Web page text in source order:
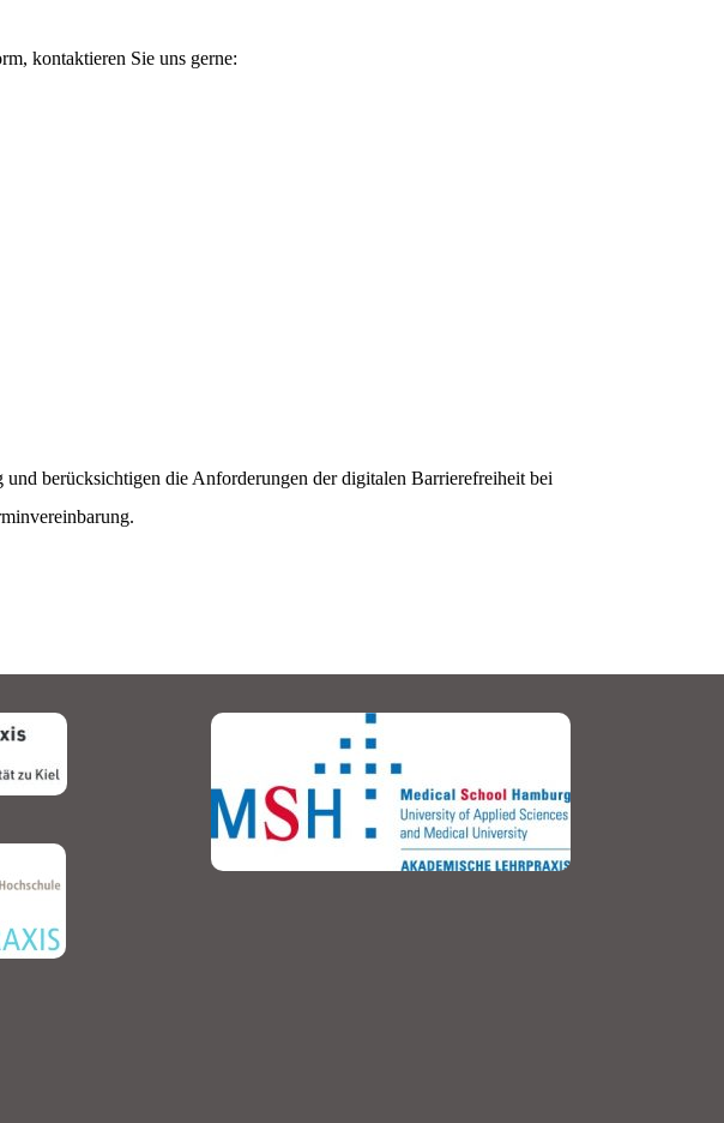
kontaktieren Sie uns gerne:
berücksichtigen die Anforderungen der digitalen Barrierefreiheit bei